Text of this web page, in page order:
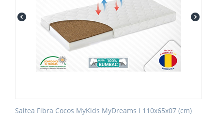
Saltea Fibra Cocos MyKids MyDreams I 110x65x07 (cm)